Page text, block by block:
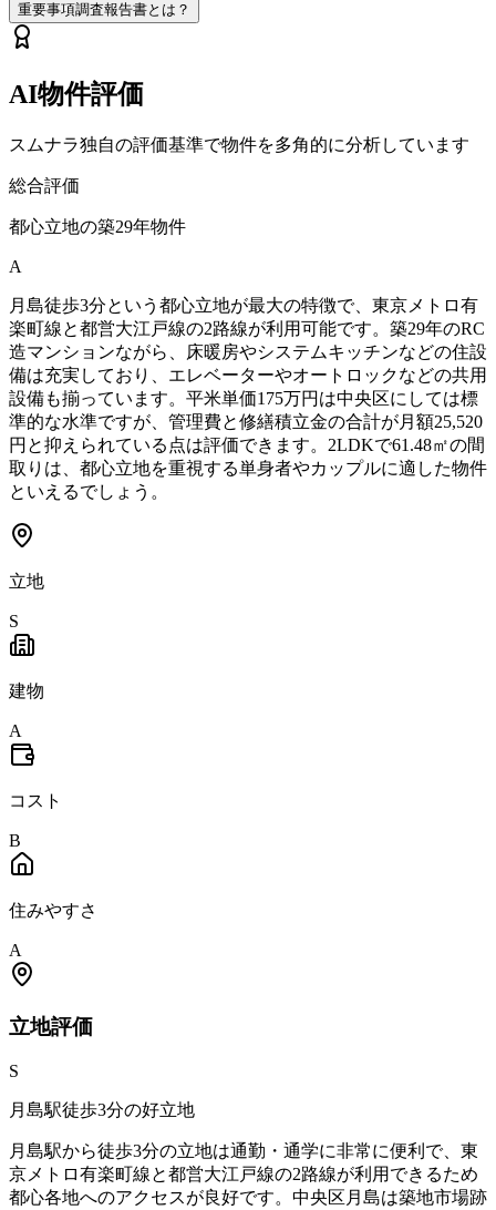
重要事項調査報告書とは？
AI物件評価
スムナラ独自の評価基準で物件を多角的に分析しています
総合評価
都心立地の築29年物件
A
月島徒歩3分という都心立地が最大の特徴で、東京メトロ有
楽町線と都営大江戸線の2路線が利用可能です。築29年のRC
造マンションながら、床暖房やシステムキッチンなどの住設
備は充実しており、エレベーターやオートロックなどの共用
設備も揃っています。平米単価175万円は中央区にしては標
準的な水準ですが、管理費と修繕積立金の合計が月額25,520
円と抑えられている点は評価できます。2LDKで61.48㎡の間
取りは、都心立地を重視する単身者やカップルに適した物件
といえるでしょう。
立地
S
建物
A
コスト
B
住みやすさ
A
立地評価
S
月島駅徒歩3分の好立地
月島駅から徒歩3分の立地は通勤・通学に非常に便利で、東
京メトロ有楽町線と都営大江戸線の2路線が利用できるため
都心各地へのアクセスが良好です。中央区月島は築地市場跡